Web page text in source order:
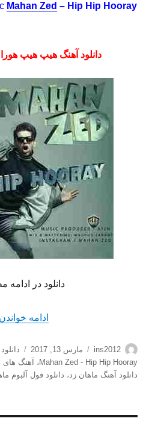
Mahan Zed – Hip Hip Hooray
دانلود آهنگ هیپ هیپ
دانلود در ادامه
ادامه خواندن
نویسنده
ins2012
ارسال
شده
در
مارس 13, 2017
Mahan Zed - Hip Hip Hooray ، آهنگ های
دانلود آهنگ ماهان زد، دانلود فول آلبوم